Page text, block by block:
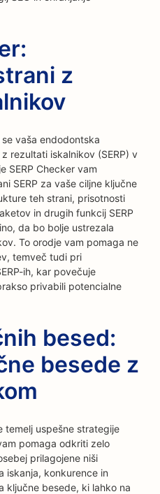
z
vaša endodontska
rezultati iskalnikov (SERP) v
SERP Checker vam
SERP za vaše ciljne ključne
teh strani, prisotnosti
in drugih funkcij SERP
da bo bolje ustrezala
To orodje vam pomaga ne
temveč tudi pri
ih, kar povečuje
privabili potencialne
besed:
besede z
temelj uspešne strategije
pomaga odkriti zelo
prilagojene niši
iskanja, konkurence in
ključne besede, ki lahko na